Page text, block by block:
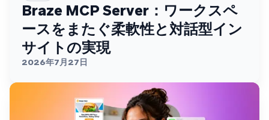
Braze MCP Server：ワークスペ
ースをまたぐ柔軟性と対話型イン
サイトの実現
2026年7月27日